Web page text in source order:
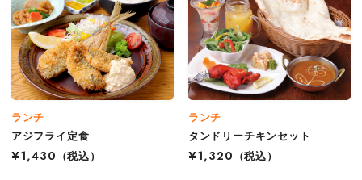
ランチ
アジフライ定食
¥1,430
（税込）
ランチ
タンドリーチキンセット
¥1,320
（税込）